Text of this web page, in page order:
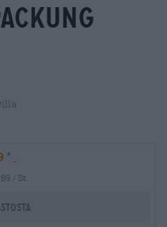
/ St.